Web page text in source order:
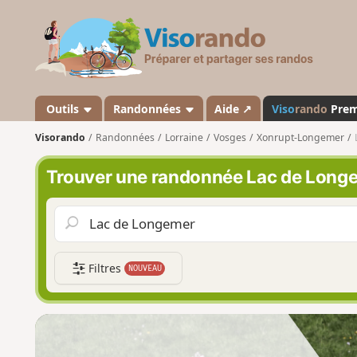
s
a
n
d
o
Outils Randonnées Aide ↗ Visorando
Visorando Randonnées Lorraine Vosges Xonrupt-Longemer
Trouver une randonnée Lac de
Filtres NOUVEAU